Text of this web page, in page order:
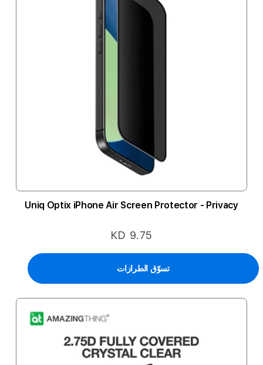
Uniq Optix iPhone Air Screen Protector - Privacy
KD 9.75
تسوّق الطرازات